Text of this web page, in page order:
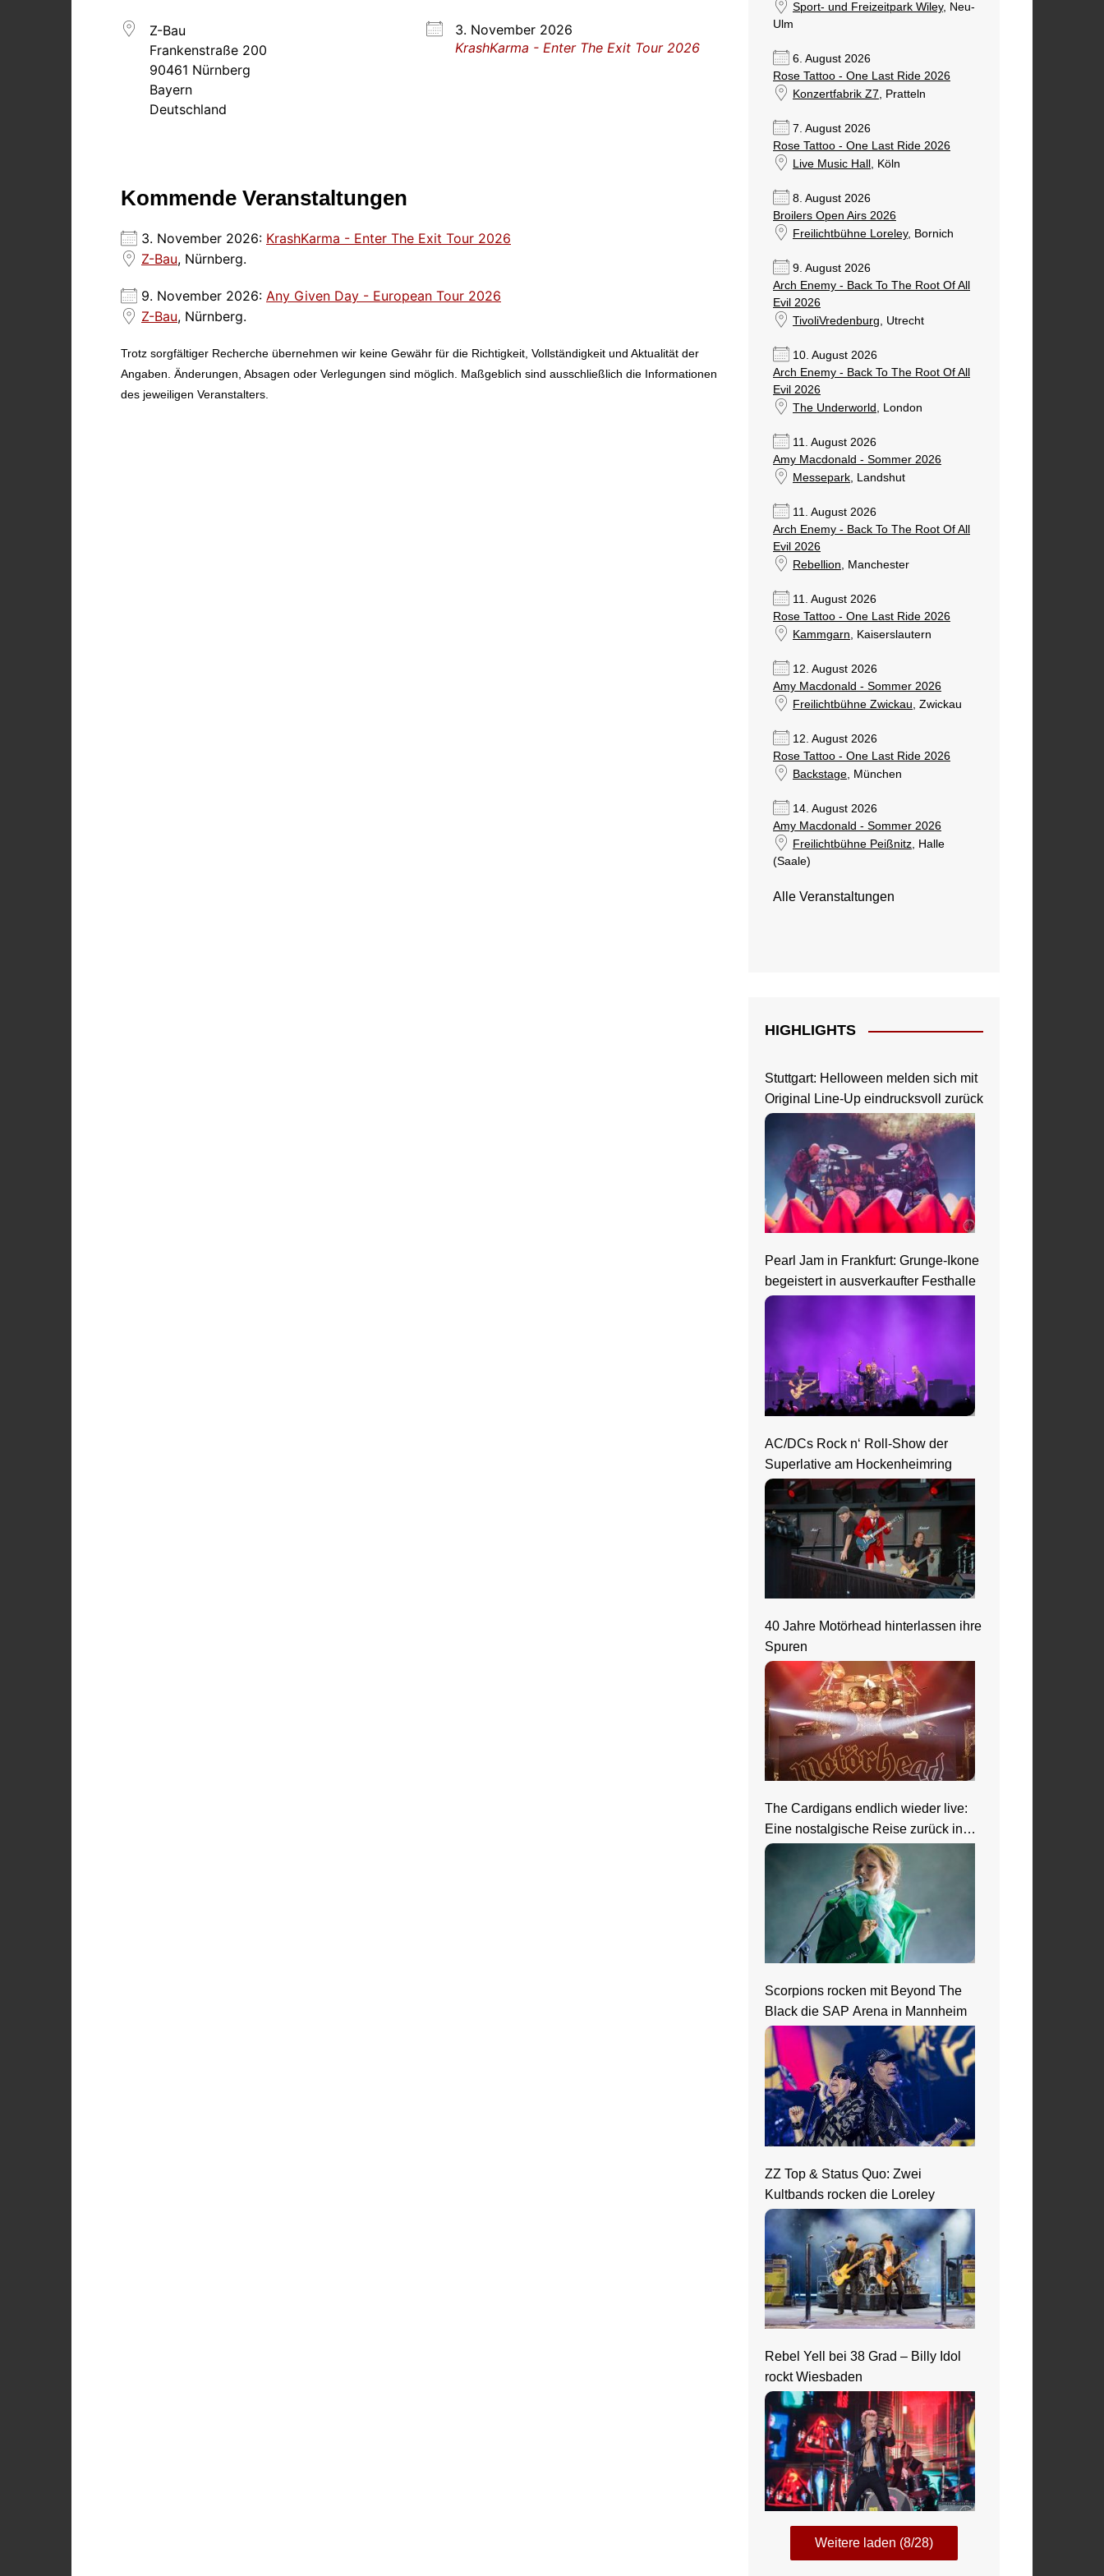
Z-Bau
Frankenstraße 200
90461 Nürnberg
Bayern
Deutschland
3. November 2026
KrashKarma - Enter The Exit Tour 2026
Kommende Veranstaltungen
3. November 2026: KrashKarma - Enter The Exit Tour 2026
Z-Bau, Nürnberg.
9. November 2026: Any Given Day - European Tour 2026
Z-Bau, Nürnberg.
Trotz sorgfältiger Recherche übernehmen wir keine Gewähr für die Richtigkeit, Vollständigkeit und Aktualität der
Angaben. Änderungen, Absagen oder Verlegungen sind möglich. Maßgeblich sind ausschließlich die Informationen
des jeweiligen Veranstalters.
Sport- und Freizeitpark Wiley, Neu-
Ulm
6. August 2026
Rose Tattoo - One Last Ride 2026
Konzertfabrik Z7, Pratteln
7. August 2026
Rose Tattoo - One Last Ride 2026
Live Music Hall , Köln
8. August 2026
Broilers Open Airs 2026
Freilichtbühne Loreley, Bornich
9. August 2026
Arch Enemy - Back To The Root Of All
Evil 2026
TivoliVredenburg, Utrecht
10. August 2026
Arch Enemy - Back To The Root Of All
Evil 2026
The Underworld , London
11. August 2026
Amy Macdonald - Sommer 2026
Messepark, Landshut
11. August 2026
Arch Enemy - Back To The Root Of All
Evil 2026
Rebellion, Manchester
11. August 2026
Rose Tattoo - One Last Ride 2026
Kammgarn, Kaiserslautern
12. August 2026
Amy Macdonald - Sommer 2026
Freilichtbühne Zwickau, Zwickau
12. August 2026
Rose Tattoo - One Last Ride 2026
Backstage, München
14. August 2026
Amy Macdonald - Sommer 2026
Freilichtbühne Peißnitz, Halle
(Saale)
Alle Veranstaltungen
HIGHLIGHTS
Stuttgart: Helloween melden sich mit
Original Line-Up eindrucksvoll zurück
Pearl Jam in Frankfurt: Grunge-Ikone
begeistert in ausverkaufter Festhalle
AC/DCs Rock n‘ Roll-Show der
Superlative am Hockenheimring
40 Jahre Motörhead hinterlassen ihre
Spuren
The Cardigans endlich wieder live:
Eine nostalgische Reise zurück in
die 90er beim Zeltfestival Rhein-
Scorpions rocken mit Beyond The
Black die SAP Arena in Mannheim
ZZ Top & Status Quo: Zwei
Kultbands rocken die Loreley
Rebel Yell bei 38 Grad – Billy Idol
rockt Wiesbaden
Weitere laden (8/28)